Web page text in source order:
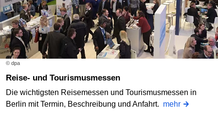
© dpa
Reise- und Tourismusmessen
Die wichtigsten Reisemessen und Tourismusmessen in
Berlin mit Termin, Beschreibung und Anfahrt. mehr